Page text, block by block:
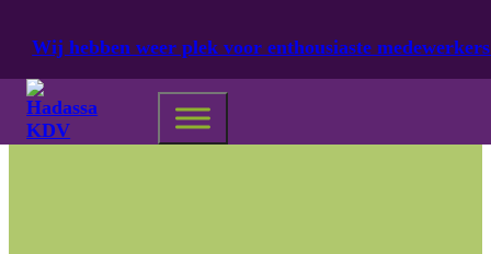
Wij hebben weer plek voor enthousiaste